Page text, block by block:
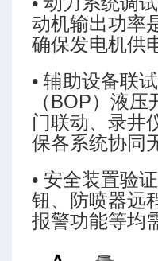
动机输出功率
确保发电机供
• 辅助设备联
（BOP）液
门联动、录井
保各系统协同
• 安全装置验
钮、防喷器远
报警功能等均